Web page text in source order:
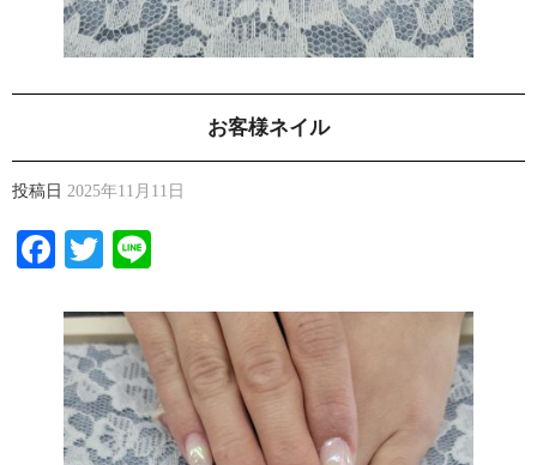
お客様ネイル
投稿日 2025年11月11日
Facebook
Twitter